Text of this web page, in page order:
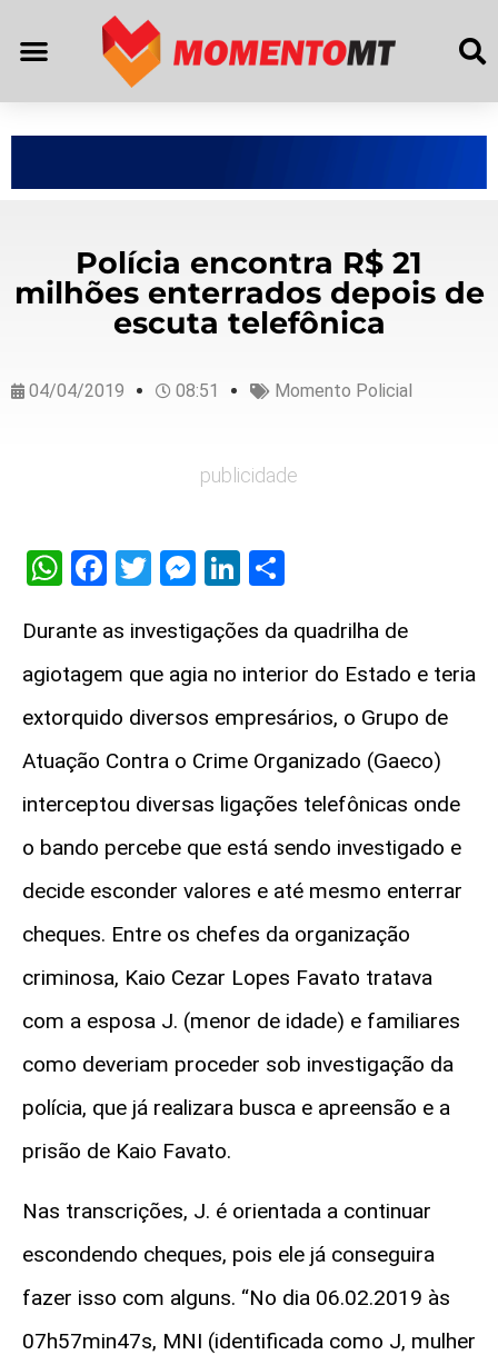
Polícia encontra R$ 21
milhões enterrados depois de
escuta telefônica
04/04/2019 08:51 Momento Policial
publicidade
WhatsApp
Facebook
Twitter
Messenger
LinkedIn
Durante as investigações da quadrilha de
agiotagem que agia no interior do Estado e teria
extorquido diversos empresários, o Grupo de
Atuação Contra o Crime Organizado (Gaeco)
interceptou diversas ligações telefônicas onde
o bando percebe que está sendo investigado e
decide esconder valores e até mesmo enterrar
cheques. Entre os chefes da organização
criminosa, Kaio Cezar Lopes Favato tratava
com a esposa J. (menor de idade) e familiares
como deveriam proceder sob investigação da
polícia, que já realizara busca e apreensão e a
prisão de Kaio Favato.
Nas transcrições, J. é orientada a continuar
escondendo cheques, pois ele já conseguira
fazer isso com alguns. “No dia 06.02.2019 às
07h57min47s, MNI (identificada como J, mulher